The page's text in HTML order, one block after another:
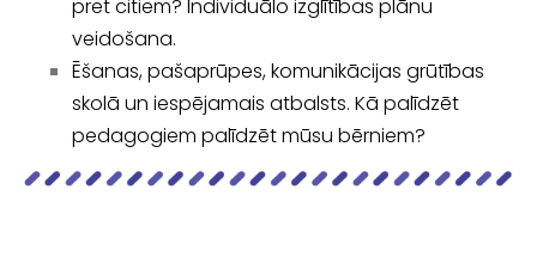
pret citiem? Individuālo izglītības plānu
veidošana.
Ēšanas, pašaprūpes, komunikācijas grūtības
skolā un iespējamais atbalsts. Kā palīdzēt
pedagogiem palīdzēt mūsu bērniem?